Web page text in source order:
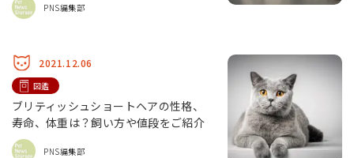
PNS編集部
2021.12.06
図鑑
ブリティッシュショートヘアの性格、
寿命、体重は？飼い方や値段をご紹介
PNS編集部